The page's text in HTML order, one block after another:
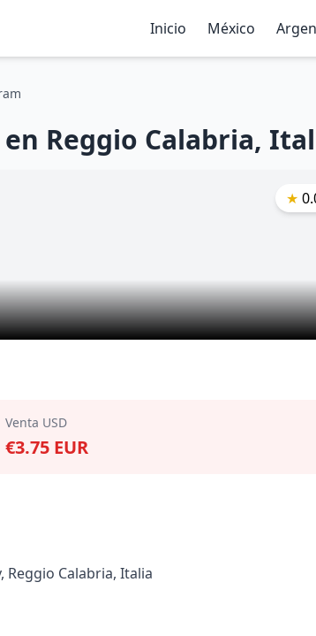
Inicio México
Reggio Calabria,
★
Venta USD
€3.75 EUR
Reggio Calabria, Italia